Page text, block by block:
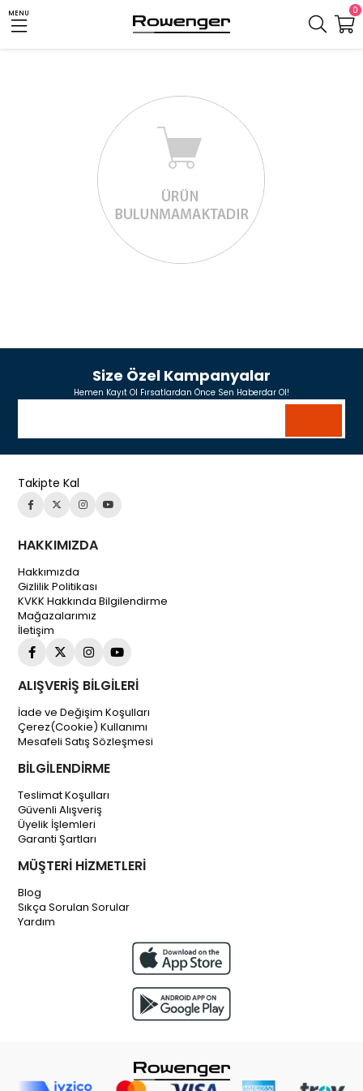
MENU 0
Size Özel Kampanyalar
Hemen Kayıt Ol Fırsatlardan Önce Sen Haberdar Ol!
Takipte Kal
HAKKIMIZDA
Hakkımızda
Gizlilik Politikası
KVKK Hakkında Bilgilendirme
Mağazalarımız
İletişim
ALIŞVERİŞ BİLGİLERİ
İade ve Değişim Koşulları
Çerez(Cookie) Kullanımı
Mesafeli Satış Sözleşmesi
BİLGİLENDİRME
Teslimat Koşulları
Güvenli Alışveriş
Üyelik İşlemleri
Garanti Şartları
MÜŞTERİ HİZMETLERİ
Blog
Sıkça Sorulan Sorular
Yardım